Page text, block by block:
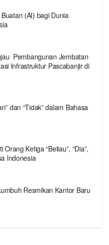
(AI) bagi Dunia
Pembangunan Jembatan
Infrastruktur Pascabanjir di
dan “Tidak” dalam Bahasa
Ketiga “Beliau”, “Dia”,
Indonesia
Resmikan Kantor Baru